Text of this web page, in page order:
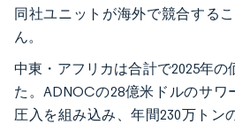
同社ユニットが海外で競合する
ん。
中東・アフリカは合計で2025年の
た。ADNOCの28億米ドルのサワ
圧入を組み込み、年間230万トン